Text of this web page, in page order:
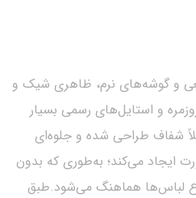
و گوشه‌های نرم، ظاهری شیک و
و استایل‌های رسمی بسیار
شفاف طراحی شده و جلوه‌ای
ایجاد می‌کند؛ به‌طوری که بدون
لباس‌ها هماهنگ می‌شود.طبق